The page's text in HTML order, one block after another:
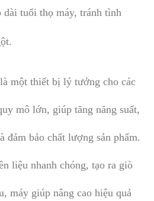
dài tuổi thọ máy, tránh tình
một thiết bị lý tưởng cho các
mô lớn, giúp tăng năng suất,
đảm bảo chất lượng sản phẩm.
liệu nhanh chóng, tạo ra giò
máy giúp nâng cao hiệu quả